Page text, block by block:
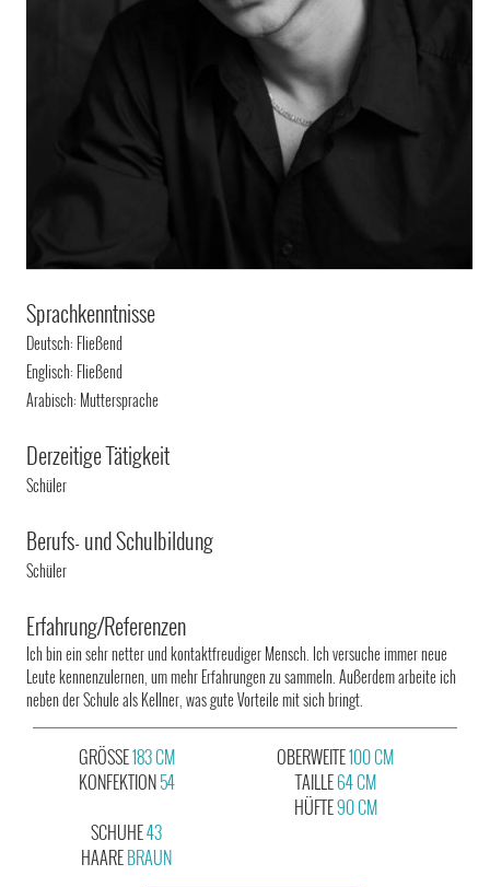
Sprachkenntnisse
Deutsch: Fließend
Englisch: Fließend
Arabisch: Muttersprache
Derzeitige Tätigkeit
Schüler
Berufs- und Schulbildung
Schüler
Erfahrung/Referenzen
Ich bin ein sehr netter und kontaktfreudiger Mensch. Ich versuche immer neue
Leute kennenzulernen, um mehr Erfahrungen zu sammeln. Außerdem arbeite ich
neben der Schule als Kellner, was gute Vorteile mit sich bringt.
GRÖSSE183 CM
KONFEKTION54
OBERWEITE100 CM
TAILLE64 CM
HÜFTE90 CM
SCHUHE43
HAAREBRAUN